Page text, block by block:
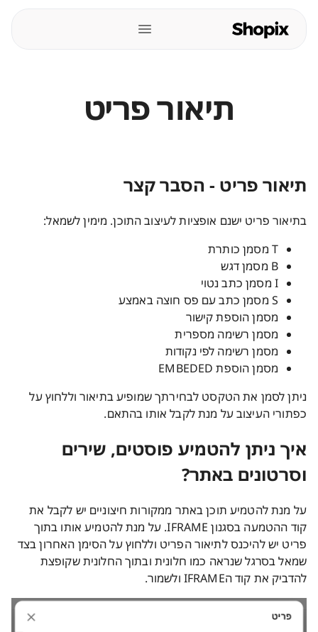
תיאור פריט
תיאור פריט - הסבר קצר
בתיאור פריט ישנם אופציות לעיצוב התוכן. מימין לשמאל:
T מסמן כותרת
B מסמן דגש
I מסמן כתב נטוי
S מסמן כתב עם פס חוצה באמצע
מסמן הוספת קישור
מסמן רשימה מספרית
מסמן רשימה לפי נקודות
מסמן הוספת EMBEDED
ניתן לסמן את הטקסט לבחירתך שמופיע בתיאור וללחוץ על
כפתורי העיצוב על מנת לקבל אותו בהתאם.
איך ניתן להטמיע פוסטים, שירים
וסרטונים באתר?
על מנת להטמיע תוכן באתר ממקורות חיצוניים יש לקבל את
קוד ההטמעה בסגנון IFRAME. על מנת להטמיע אותו בתוך
פריט יש להיכנס לתיאור הפריט וללחוץ על הסימן האחרון בצד
שמאל בסרגל שנראה כמו חלונית ובתוך החלונית שקופצת
להדביק את קוד הIFRAME ולשמור.